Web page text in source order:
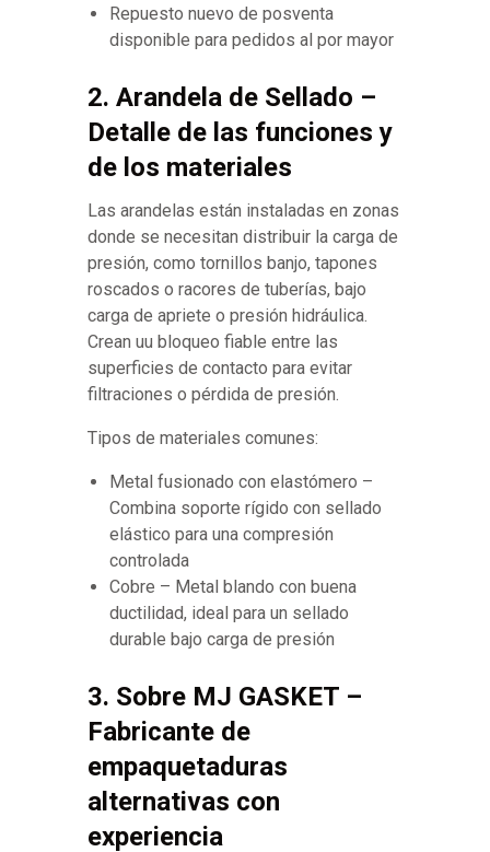
Repuesto nuevo de posventa
disponible para pedidos al por mayor
2. Arandela de Sellado –
Detalle de las funciones y
de los materiales
Las arandelas están instaladas en zonas
donde se necesitan distribuir la carga de
presión, como tornillos banjo, tapones
roscados o racores de tuberías, bajo
carga de apriete o presión hidráulica.
Crean uu bloqueo fiable entre las
superficies de contacto para evitar
filtraciones o pérdida de presión.
Tipos de materiales comunes:
Metal fusionado con elastómero –
Combina soporte rígido con sellado
elástico para una compresión
controlada
Cobre – Metal blando con buena
ductilidad, ideal para un sellado
durable bajo carga de presión
3. Sobre MJ GASKET –
Fabricante de
empaquetaduras
alternativas con
experiencia